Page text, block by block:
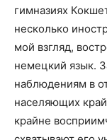
гимназиях
несколько
мой взгляд,
немецкий язык.
наблюдениям в
населяющих
крайне